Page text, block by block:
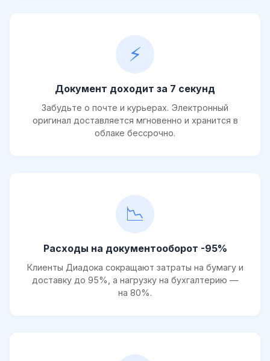
⚡
Документ доходит за 7 секунд
Забудьте о почте и курьерах. Электронный
оригинал доставляется мгновенно и хранится в
облаке бессрочно.
📉
Расходы на документооборот -95%
Клиенты Диадока сокращают затраты на бумагу и
доставку до 95%, а нагрузку на бухгалтерию —
на 80%.